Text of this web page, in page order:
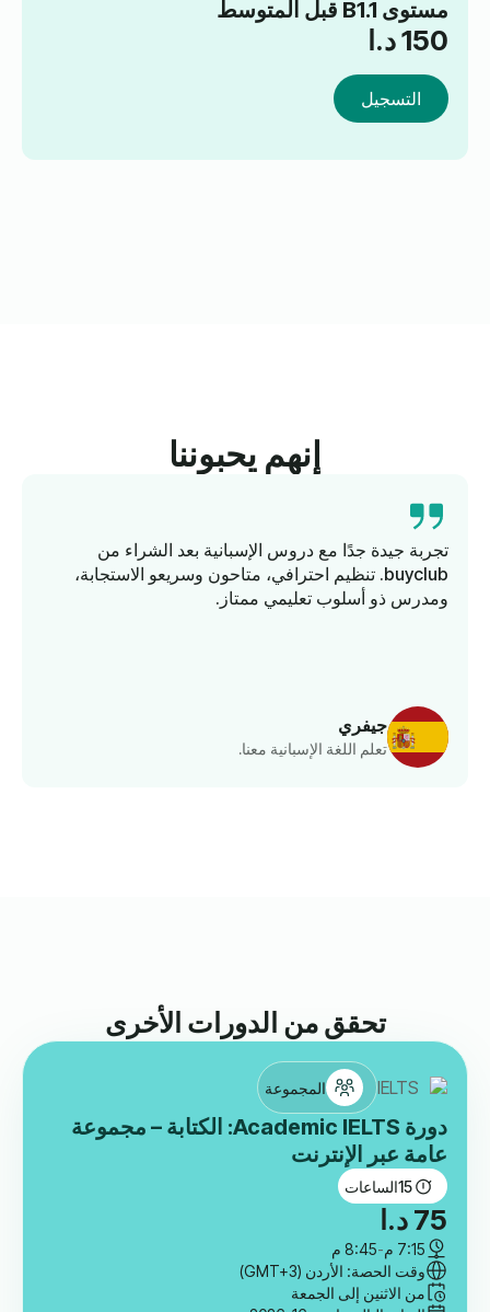
مستوى B1.1 قبل المتوسط
150د.ا
التسجيل
إنهم يحبوننا
جيفري
تعلم اللغة الإسبانية معنا.
تجربة جيدة جدًا مع دروس الإسبانية بعد الشراء من
buyclub. تنظيم احترافي، متاحون وسريعو الاستجابة،
ومدرس ذو أسلوب تعليمي ممتاز.
تحقق من الدورات الأخرى
المجموعة
دورة Academic IELTS: الكتابة – مجموعة
عامة عبر الإنترنت
15الساعات
75 د.ا
7:15 م -8:45 م
وقت الحصة: الأردن (GMT+3)
من الاثنين إلى الجمعة